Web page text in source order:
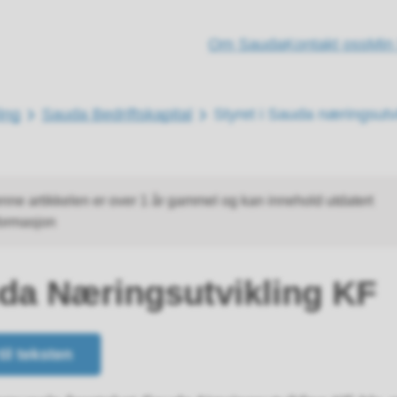
Om SaudaKontakt ossMin
Sauda Bedriftskapital Styret i Sauda
artikkelen er over 1 år gammel og kan innehold utdatert
Næringsutvikling KF
teksten